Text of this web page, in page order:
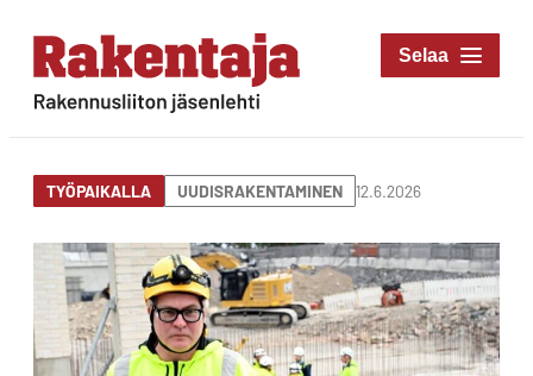
Siirry
suoraan
sisältöön
Rakentaja-lehti
TYÖPAIKALLA UUDISRAKENTAMINEN 12.6.2026